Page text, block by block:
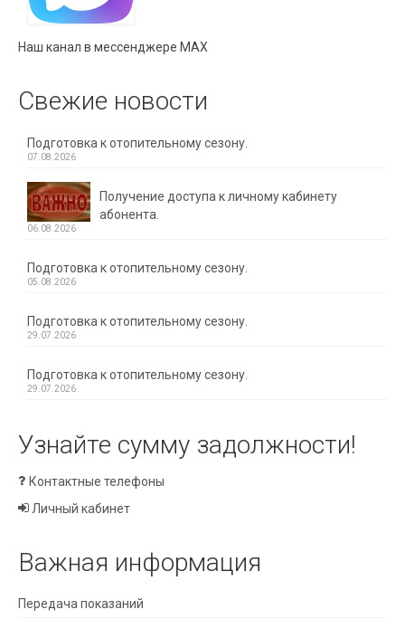
Наш канал в мессенджере MAX
Свежие новости
Подготовка к отопительному сезону.
07.08.2026
Получение доступа к личному кабинету
абонента.
06.08.2026
Подготовка к отопительному сезону.
05.08.2026
Подготовка к отопительному сезону.
29.07.2026
Подготовка к отопительному сезону.
29.07.2026
Узнайте сумму задолжности!
Контактные телефоны
Личный кабинет
Важная информация
Передача показаний